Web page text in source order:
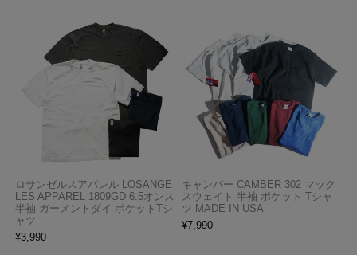
ロサンゼルスアパレル LOSANGE
LES APPAREL 1809GD 6.5オンス
半袖 ガーメントダイ ポケットTシ
ャツ
¥3,990
キャンバー CAMBER 302 マック
スウェイト 半袖 ポケット Tシャ
ツ MADE IN USA
¥7,990